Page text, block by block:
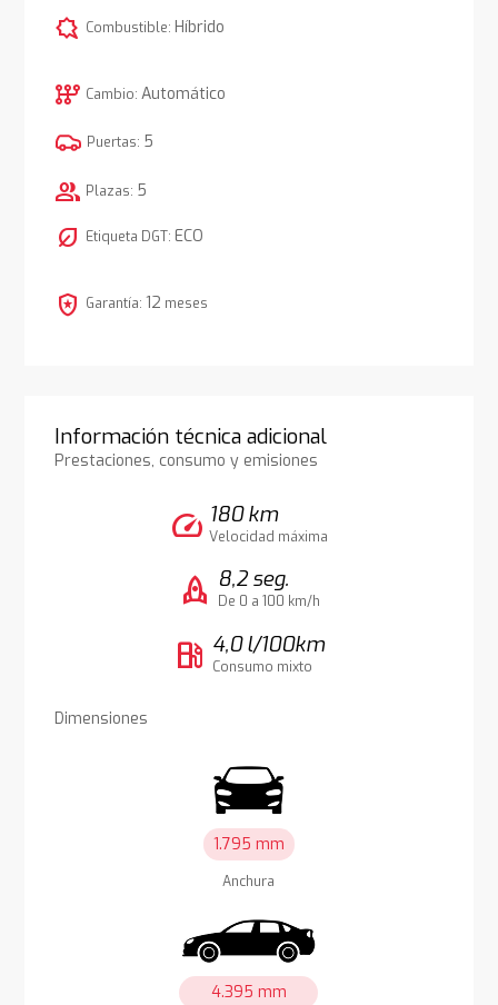
comic_bubble Combustible: Híbrido
auto_transmission Cambio: Automático
Puertas: 5
group Plazas: 5
nest_eco_leaf Etiqueta DGT: ECO
local_police Garantía: 12 meses
Información técnica adicional
Prestaciones, consumo y emisiones
speed 180 km
Velocidad máxima
rocket 8,2 seg.
De 0 a 100 km/h
local_gas_station 4,0 l/100km
Consumo mixto
Dimensiones
1.795 mm
Anchura
4.395 mm